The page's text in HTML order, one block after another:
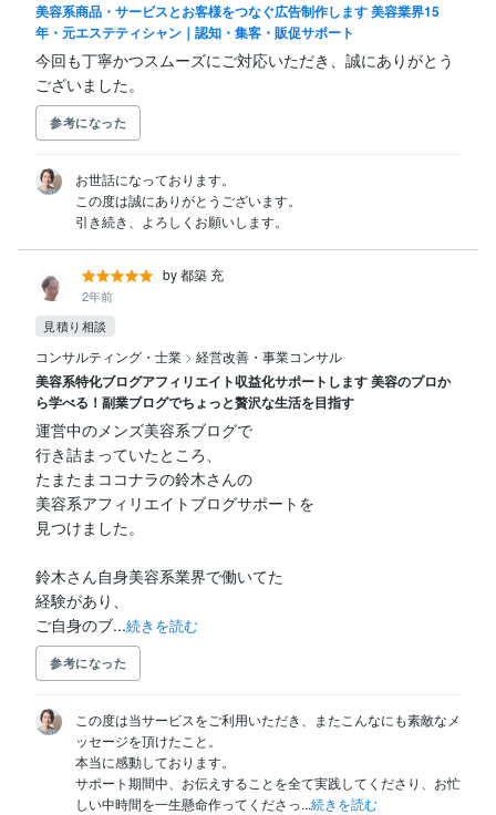
美容系商品・サービスとお客様をつなぐ広告制作します 美容業界15
年・元エステティシャン｜認知・集客・販促サポート
今回も丁寧かつスムーズにご対応いただき、誠にありがとう
ございました。
参考になった
お世話になっております。
この度は誠にありがとうございます。
引き続き、よろしくお願いします。
by 都築 充
2年前
見積り相談
コンサルティング・士業 > 経営改善・事業コンサル
美容系特化ブログアフィリエイト収益化サポートします 美容のプロか
ら学べる！副業ブログでちょっと贅沢な生活を目指す
運営中のメンズ美容系ブログで
行き詰まっていたところ、
たまたまココナラの鈴木さんの
美容系アフィリエイトブログサポートを
見つけました。
鈴木さん自身美容系業界で働いてた
経験があり、
ご自身のブ...続きを読む
参考になった
この度は当サービスをご利用いただき、またこんなにも素敵なメ
ッセージを頂けたこと。
本当に感動しております。
サポート期間中、お伝えすることを全て実践してくださり、お忙
しい中時間を一生懸命作ってくださっ...続きを読む